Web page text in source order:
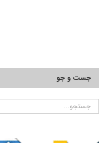
جست و جو
جستجو